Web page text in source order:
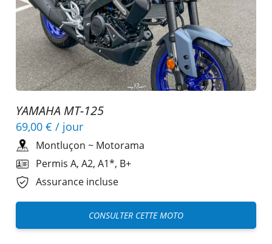
YAMAHA MT-125
69,00 € / jour
Montluçon ~ Motorama
Permis A, A2, A1*, B+
Assurance incluse
CONSULTER CETTE MOTO